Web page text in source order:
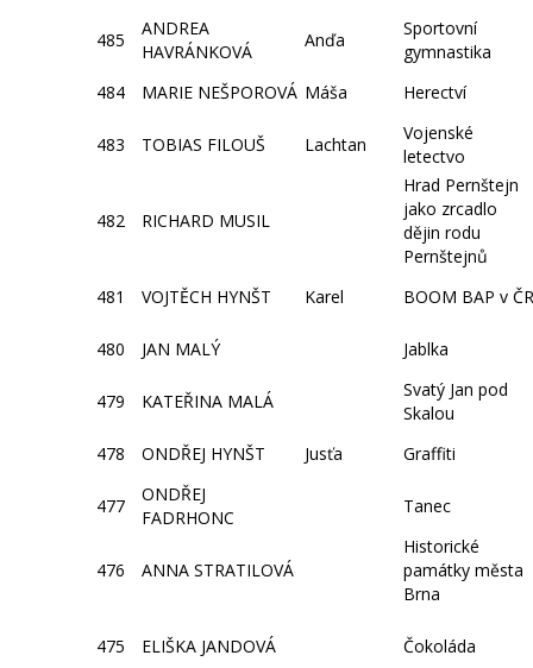
485
ANDREA
HAVRÁNKOVÁ
Anďa
Sportovní
gymnastika
484
MARIE NEŠPOROVÁ Máša Herectví
483 TOBIAS FILOUŠ Lachtan
Vojenské
letectvo
482 RICHARD MUSIL
Hrad Pernštejn
jako zrcadlo
dějin rodu
Pernštejnů
481
VOJTĚCH HYNŠT Karel BOOM BAP v ČR
480 JAN MALÝ Jablka
479 KATEŘINA MALÁ
Svatý Jan pod
Skalou
478
ONDŘEJ HYNŠT Jusťa Graffiti
477
ONDŘEJ
FADRHONC
Tanec
476 ANNA STRATILOVÁ
Historické
památky města
Brna
475 ELIŠKA JANDOVÁ Čokoláda